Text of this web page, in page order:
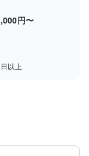
円〜
以上